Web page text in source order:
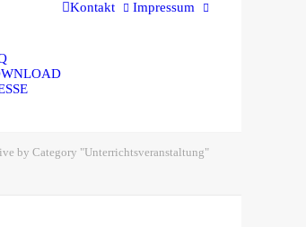
Kontakt
Impressum
by Category "Unterrichtsveranstaltung"